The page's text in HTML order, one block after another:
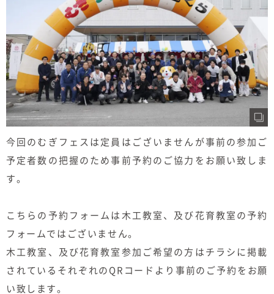
お問い合わせ
お電話での
お問い合わ
せ
0120-37-
1806
今回のむぎフェスは定員はございませんが事前の参加ご
予定者数の把握のため事前予約のご協力をお願い致しま
す。
こちらの予約フォームは木工教室、及び花育教室の予約
フォームではございません。
木工教室、及び花育教室参加ご希望の方はチラシに掲載
されているそれぞれのQRコードより事前のご予約をお願
い致します。